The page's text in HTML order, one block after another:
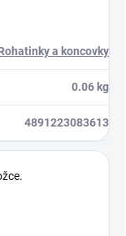
a koncovky
0.06 kg
4891223083613